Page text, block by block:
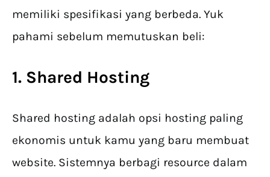
memiliki spesifikasi yang berbeda. Yuk
pahami sebelum memutuskan beli:
1. Shared Hosting
Shared hosting adalah opsi hosting paling
ekonomis untuk kamu yang baru membuat
website. Sistemnya berbagi resource dalam